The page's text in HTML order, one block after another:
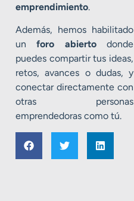
emprendimiento.
Además, hemos habilitado
unforo abiertodonde
puedes compartir tus ideas,
retos, avances o dudas, y
conectar directamente con
otras personas
emprendedoras como tú.